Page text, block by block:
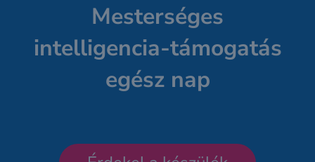
Mesterséges
intelligencia-támogatás
egész nap